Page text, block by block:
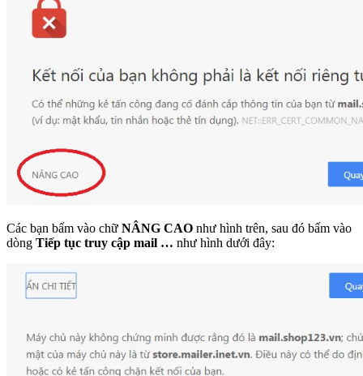
Các bạn bấm vào chữ NÂNG CAO như hình trên, sau đó bấm vào
dòng Tiếp tục truy cập mail … như hình dưới đây: